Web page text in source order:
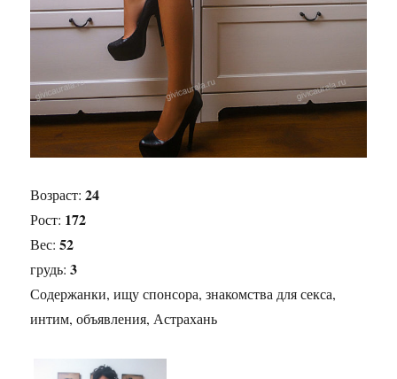
Возраст:24
Рост: 172
Вес:52
грудь:3
Содержанки, ищу спонсора, знакомства для секса,
интим, объявления, Астрахань